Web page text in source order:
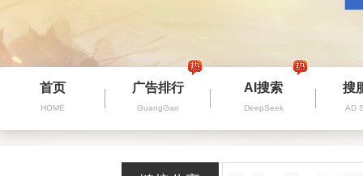
首页
HOME
广告排行
GuangGao
AI搜索
DeepSeek
搜
AD